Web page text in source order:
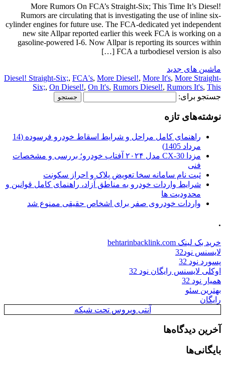
More Rumors On FCA’s Straight-Six; This Time It’s Diesel!
Rumors are circulating that is investigating the use of inline six-
cylinder engines for future use. The FCA-dedicated yet independent
new site Allpar reported earlier this week FCA is working on a
gasoline-powered I-6. Now Allpar is reporting its sources within
FCA a turbodiesel version is also […]
ماشین های جدید
Diesel! Straight-Six;, FCA's, More Diesel!, More It's, More Straight-
Six;, On Diesel!, On It's, Rumors Diesel!, Rumors It's, This
جستجو برای:
نوشته‌های تازه
راهنمای کامل مراحل و شرایط اسقاط خودرو فرسوده (14
مرداد 1405)
مزدا CX-30 مدل ۲۰۲۴ آفتاب خودرو؛ بررسی و مشخصات
فنی
ثبت نام سامانه سخا تعویض پلاک و احراز سکونت
شرایط واردات خودرو به مناطق آزاد، راهنمای کامل قوانین و
محدودیت ها
واردات خودروی صفر برای اشخاص حقیقی ممنوع شد
.
خرید بک لینک behtarinbacklink.com
لایسنس نود32
پسورد نود 32
اوکلی لایسنس رایگان نود 32
همیار نود 32
بهترین سئو
رایگان
آنتی ویروس تحت شبکه
آخرین دیدگاه‌ها
بایگانی‌ها